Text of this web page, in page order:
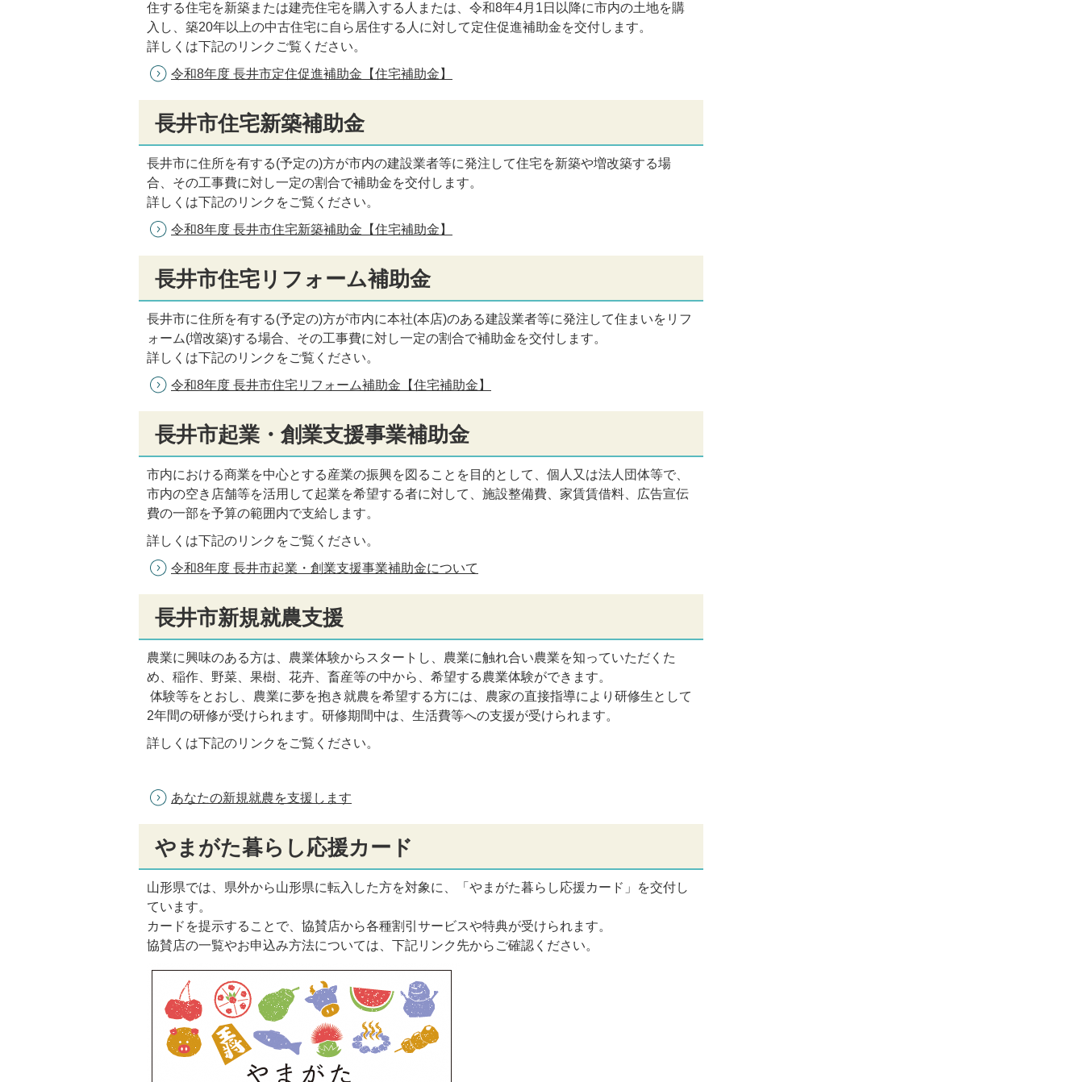
住する住宅を新築または建売住宅を購入する人または、令和8年4月1日以降に市内の土地を購
入し、築20年以上の中古住宅に自ら居住する人に対して定住促進補助金を交付します。
詳しくは下記のリンクご覧ください。
令和8年度 長井市定住促進補助金【住宅補助金】
長井市住宅新築補助金
長井市に住所を有する(予定の)方が市内の建設業者等に発注して住宅を新築や増改築する場
合、その工事費に対し一定の割合で補助金を交付します。
詳しくは下記のリンクをご覧ください。
令和8年度 長井市住宅新築補助金【住宅補助金】
長井市住宅リフォーム補助金
長井市に住所を有する(予定の)方が市内に本社(本店)のある建設業者等に発注して住まいをリフ
ォーム(増改築)する場合、その工事費に対し一定の割合で補助金を交付します。
詳しくは下記のリンクをご覧ください。
令和8年度 長井市住宅リフォーム補助金【住宅補助金】
長井市起業・創業支援事業補助金
市内における商業を中心とする産業の振興を図ることを目的として、個人又は法人団体等で、
市内の空き店舗等を活用して起業を希望する者に対して、施設整備費、家賃賃借料、広告宣伝
費の一部を予算の範囲内で支給します。
詳しくは下記のリンクをご覧ください。
令和8年度 長井市起業・創業支援事業補助金について
長井市新規就農支援
農業に興味のある方は、農業体験からスタートし、農業に触れ合い農業を知っていただくた
め、稲作、野菜、果樹、花卉、畜産等の中から、希望する農業体験ができます。
体験等をとおし、農業に夢を抱き就農を希望する方には、農家の直接指導により研修生として
2年間の研修が受けられます。研修期間中は、生活費等への支援が受けられます。
詳しくは下記のリンクをご覧ください。
あなたの新規就農を支援します
やまがた暮らし応援カード
山形県では、県外から山形県に転入した方を対象に、「やまがた暮らし応援カード」を交付し
ています。
カードを提示することで、協賛店から各種割引サービスや特典が受けられます。
協賛店の一覧やお申込み方法については、下記リンク先からご確認ください。